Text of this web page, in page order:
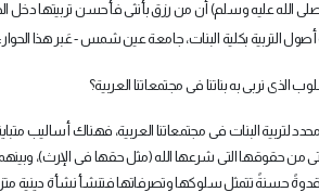
الله عليه وسلم) أن من رزق بأنثى فأحسن تربيتها دخل
التربية بكلية البنات، جامعة عين شمس - عَبر هذا الحوار :
الذى نربى به بناتنا فى مجتمعاتنا العربية؟
البنات فى مجتمعاتنا العربية، فهناك أساليب
من حقوقها التى شرعها الله (مثل حقها فى الإرث)،
حسنةً تتمثل سلوكها وتصرفاتها فتنشأ نشأة دينية